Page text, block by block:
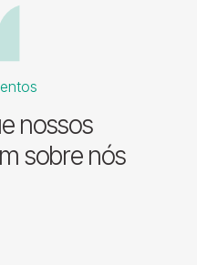
nossos
sobre nós